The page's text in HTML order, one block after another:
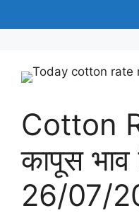
Cotton
कापूस भाव
26/07/